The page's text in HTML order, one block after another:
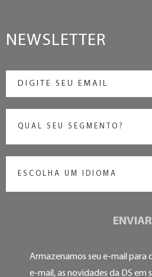
NEWSLETTER
QUAL SEU SEGMENTO?
ESCOLHA UM IDIOMA
ENVIAR
Armazenamos seu e-mail para
e-mail, as novidades da DS em